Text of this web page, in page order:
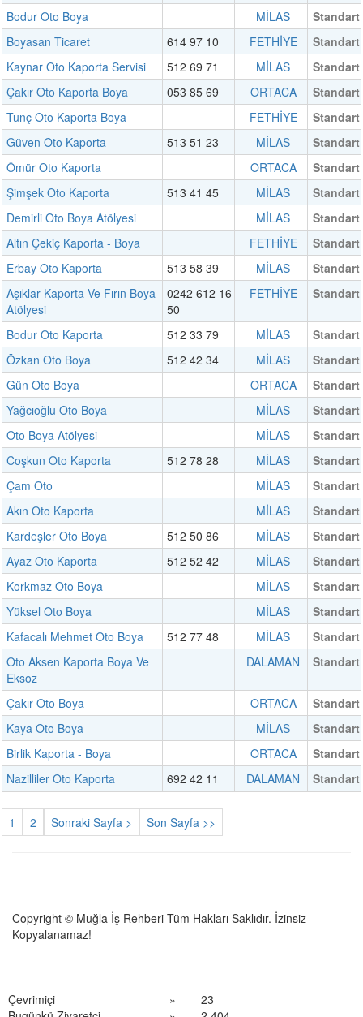
Bodur Oto Boya MİLAS
Standart
Boyasan Ticaret
614 97 10 FETHİYE
Standart
Kaynar Oto Kaporta Servisi
512 69 71 MİLAS
Standart
Çakır Oto Kaporta Boya
053 85 69 ORTACA
Standart
Tunç Oto Kaporta Boya
FETHİYE
Standart
Güven Oto Kaporta
513 51 23 MİLAS
Standart
Ömür Oto Kaporta
ORTACA
Standart
Şimşek Oto Kaporta
513 41 45 MİLAS
Standart
Demirli Oto Boya Atölyesi
MİLAS
Standart
Altın Çekiç Kaporta - Boya
FETHİYE
Standart
Erbay Oto Kaporta
513 58 39 MİLAS
Standart
Aşıklar Kaporta Ve Fırın Boya
Atölyesi
0242 612 16
50
FETHİYE Standart
Bodur Oto Kaporta 512 33 79 MİLAS
Standart
Özkan Oto Boya
512 42 34 MİLAS
Standart
Gün Oto Boya
ORTACA
Standart
Yağcıoğlu Oto Boya
MİLAS
Standart
Oto Boya Atölyesi
MİLAS
Standart
Coşkun Oto Kaporta
512 78 28 MİLAS
Standart
Çam Oto
MİLAS
Standart
Akın Oto Kaporta
MİLAS
Standart
Kardeşler Oto Boya
512 50 86 MİLAS
Standart
Ayaz Oto Kaporta
512 52 42 MİLAS
Standart
Korkmaz Oto Boya
MİLAS
Standart
Yüksel Oto Boya
MİLAS
Standart
Kafacalı Mehmet Oto Boya
512 77 48 MİLAS
Standart
Oto Aksen Kaporta Boya Ve
Eksoz
DALAMAN Standart
Çakır Oto Boya ORTACA
Standart
Kaya Oto Boya
MİLAS
Standart
Birlik Kaporta - Boya
ORTACA
Standart
Nazilliler Oto Kaporta
692 42 11 DALAMAN Standart
1 2 Sonraki Sayfa > Son Sayfa >>
Copyright © Muğla İş Rehberi Tüm Hakları Saklıdır. İzinsiz
Kopyalanamaz!
Çevrimiçi »
23